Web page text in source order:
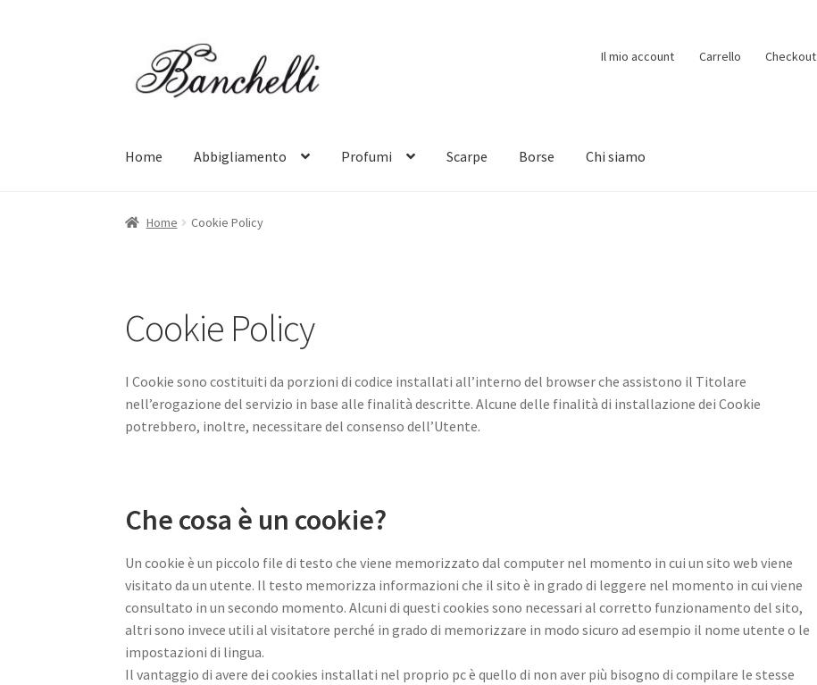
alla
navigazione
contenuto
Il mio account Carrello Checkout
Home Abbigliamento Profumi Scarpe Borse Chi siamo
Home Cookie Policy
Cookie Policy
I Cookie sono costituiti da porzioni di codice installati all’interno del browser che assistono il Titolare
nell’erogazione del servizio in base alle finalità descritte. Alcune delle finalità di installazione dei Cookie
potrebbero, inoltre, necessitare del consenso dell’Utente.
Che cosa è un cookie?
Un cookie è un piccolo file di testo che viene memorizzato dal computer nel momento in cui un sito web viene
visitato da un utente. Il testo memorizza informazioni che il sito è in grado di leggere nel momento in cui viene
consultato in un secondo momento. Alcuni di questi cookies sono necessari al corretto funzionamento del sito,
altri sono invece utili al visitatore perché in grado di memorizzare in modo sicuro ad esempio il nome utente o le
impostazioni di lingua.
Il vantaggio di avere dei cookies installati nel proprio pc è quello di non aver più bisogno di compilare le stesse